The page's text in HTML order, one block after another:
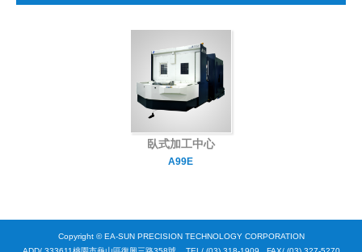
臥式加工中心
A99E
Copyright © EA-SUN PRECISION TECHNOLOGY CORPORATION